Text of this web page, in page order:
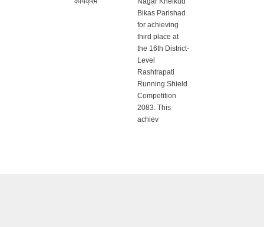
Bikas Parishad
for achieving
third place at
the 16th District-
Level
Rashtrapati
Running Shield
Competition
2083. This
achiev